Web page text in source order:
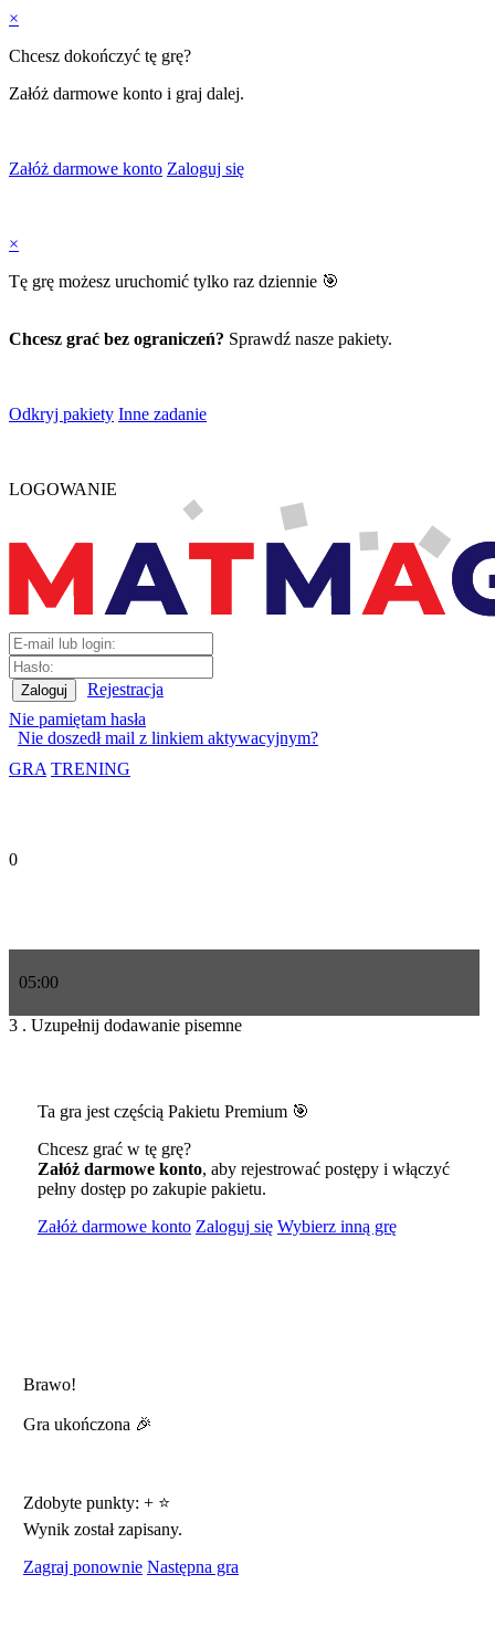
×
Chcesz dokończyć tę grę?
Załóż darmowe konto i graj dalej.
Załóż darmowe konto Zaloguj się
×
Tę grę możesz uruchomić tylko raz dziennie 🎯
Chcesz grać bez ograniczeń? Sprawdź nasze pakiety.
Odkryj pakiety Inne zadanie
LOGOWANIE
Rejestracja
Nie pamiętam hasła
Nie doszedł mail z linkiem aktywacyjnym?
GRA TRENING
0
05:00
3 . Uzupełnij dodawanie pisemne
Ta gra jest częścią Pakietu Premium 🎯
Chcesz grać w tę grę?
Załóż darmowe konto, aby rejestrować postępy i włączyć
pełny dostęp po zakupie pakietu.
Załóż darmowe konto Zaloguj się Wybierz inną grę
Brawo!
Gra ukończona 🎉
Zdobyte punkty: +⭐
Wynik został zapisany.
Zagraj ponownie Następna gra